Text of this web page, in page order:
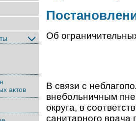
актов
Об
В связи с
внебольничным
округа, в
санитарного врача